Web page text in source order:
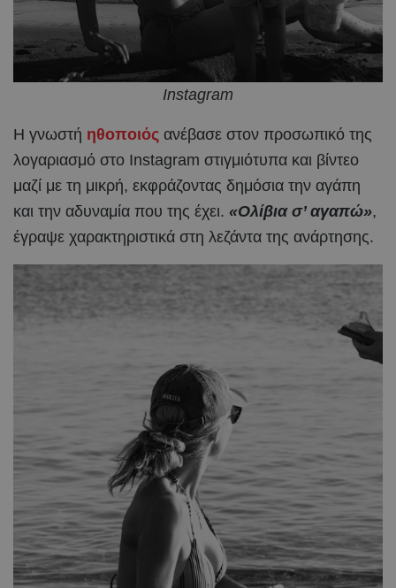
Instagram
Η γνωστή ηθοποιός ανέβασε στον προσωπικό της
λογαριασμό στο Instagram στιγμιότυπα και βίντεο
μαζί με τη μικρή, εκφράζοντας δημόσια την αγάπη
και την αδυναμία που της έχει. «Ολίβια σ’ αγαπώ»,
έγραψε χαρακτηριστικά στη λεζάντα της ανάρτησης.